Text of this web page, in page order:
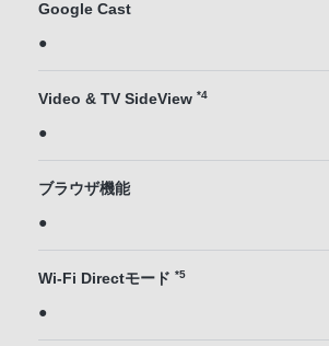
Google Cast
●
Video & TV SideView *4
●
ブラウザ機能
●
Wi-Fi Directモード *5
●